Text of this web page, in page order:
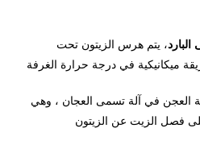
، يتم هرس الزيتون تحت
ميكانيكية في درجة حرارة الغرفة
العجن في آلة تسمى العجان ، وهي
فصل الزيت عن الزيتون